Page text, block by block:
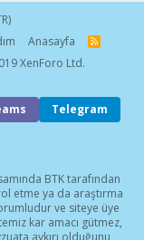
Anasayfa
R
S
XenForo Ltd.
Telegram
BTK tarafından
etme ya da araştırma
ve siteye üye
kar amacı gütmez,
aykırı olduğunu